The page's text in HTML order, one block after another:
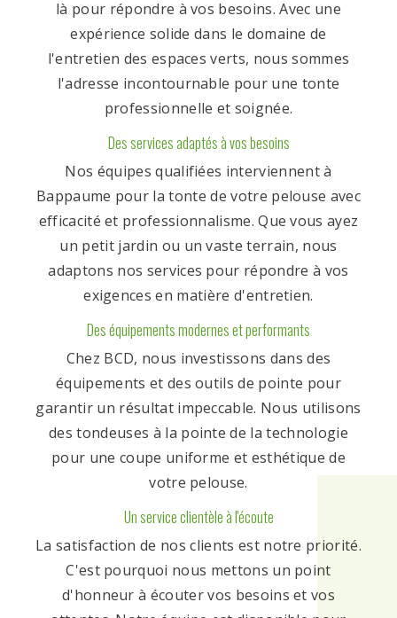
là pour répondre à vos besoins. Avec une
expérience solide dans le domaine de
l'entretien des espaces verts, nous sommes
l'adresse incontournable pour une tonte
professionnelle et soignée.
Des services adaptés à vos besoins
Nos équipes qualifiées interviennent à
Bappaume pour la tonte de votre pelouse avec
efficacité et professionnalisme. Que vous ayez
un petit jardin ou un vaste terrain, nous
adaptons nos services pour répondre à vos
exigences en matière d'entretien.
Des équipements modernes et performants
Chez BCD, nous investissons dans des
équipements et des outils de pointe pour
garantir un résultat impeccable. Nous utilisons
des tondeuses à la pointe de la technologie
pour une coupe uniforme et esthétique de
votre pelouse.
Un service clientèle à l'écoute
La satisfaction de nos clients est notre priorité.
C'est pourquoi nous mettons un point
d'honneur à écouter vos besoins et vos